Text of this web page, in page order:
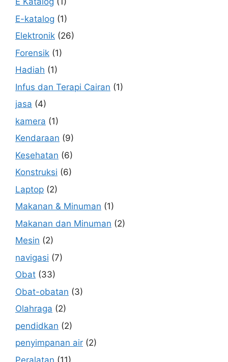
E-katalog (1)
Elektronik (26)
Forensik (1)
Hadiah (1)
Infus dan Terapi Cairan (1)
jasa (4)
kamera (1)
Kendaraan (9)
Kesehatan (6)
Konstruksi (6)
Laptop (2)
Makanan & Minuman (1)
Makanan dan Minuman (2)
Mesin (2)
navigasi (7)
Obat (33)
Obat-obatan (3)
Olahraga (2)
pendidkan (2)
penyimpanan air (2)
Peralatan (11)